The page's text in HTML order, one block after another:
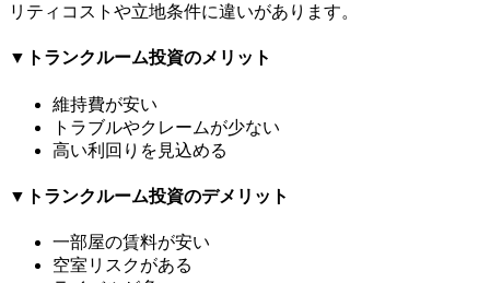
リティコストや立地条件に違いがあります。
▼トランクルーム投資のメリット
維持費が安い
トラブルやクレームが少ない
高い利回りを見込める
▼トランクルーム投資のデメリット
一部屋の賃料が安い
空室リスクがある